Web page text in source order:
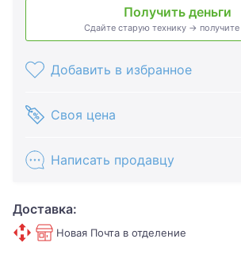
Получить деньги
Сдайте старую технику → получите
Добавить в избранное
Своя цена
Написать продавцу
Доставка:
Новая Почта в отделение